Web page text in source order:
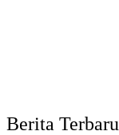
Berita Terbaru